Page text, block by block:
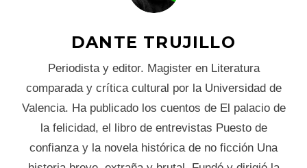
DANTE TRUJILLO
Periodista y editor. Magister en Literatura
comparada y crítica cultural por la Universidad de
Valencia. Ha publicado los cuentos de El palacio de
la felicidad, el libro de entrevistas Puesto de
confianza y la novela histórica de no ficción Una